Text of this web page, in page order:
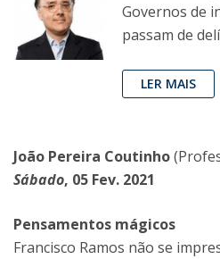
Governos de
passam de
LER MAIS
João Pereira Coutinho
Sábado, 05 Fev. 2021
Pensamentos mágicos
Francisco Ramos não se